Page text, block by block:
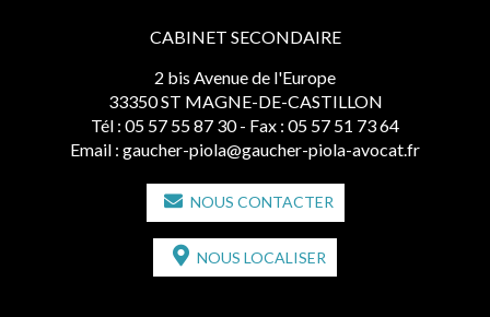
CABINET SECONDAIRE
2 bis Avenue de l'Europe
33350 ST MAGNE-DE-CASTILLON
Tél : 05 57 55 87 30 - Fax : 05 57 51 73 64
Email : gaucher-piola@gaucher-piola-avocat.fr
NOUS CONTACTER
NOUS LOCALISER